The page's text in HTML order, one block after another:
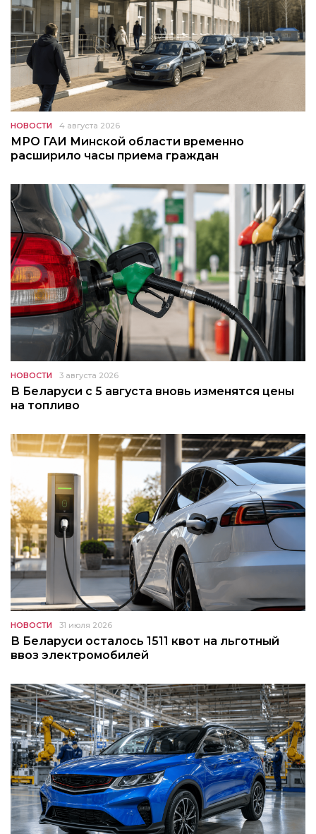
НОВОСТИ 4 августа 2026
МРО ГАИ Минской области временно
расширило часы приема граждан
НОВОСТИ 3 августа 2026
В Беларуси с 5 августа вновь изменятся цены
на топливо
НОВОСТИ 31 июля 2026
В Беларуси осталось 1511 квот на льготный
ввоз электромобилей